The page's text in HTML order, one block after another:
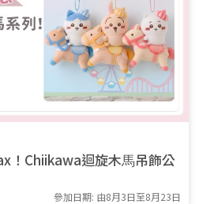
！Chiikawa迴旋木⾺吊飾公
參加日期: 由8月3日至8月23日